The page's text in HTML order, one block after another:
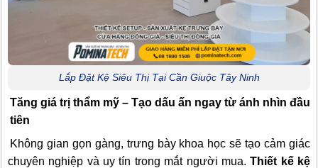
Lắp Đặt Kệ Siêu Thị Tại Cần Giuộc Tây Ninh
Tăng giá trị thẩm mỹ – Tạo dấu ấn ngay từ ánh nhìn đầu
tiên
Không gian gọn gàng, trưng bày khoa học sẽ tạo cảm giác
chuyên nghiệp và uy tín trong mắt người mua.Thiết kế kệ